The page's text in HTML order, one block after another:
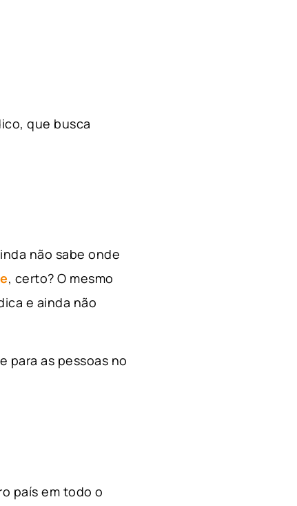
que busca
não sabe onde
, certo? O mesmo
e ainda não
para as pessoas no
país em todo o